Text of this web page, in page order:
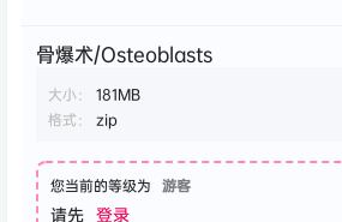
骨爆术/Osteoblasts
大小：
181MB
格式：
zip
您当前的等级为 游客
请先 登录